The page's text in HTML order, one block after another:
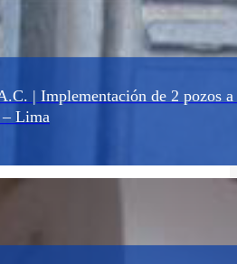
eléctricas, desmontaje de
| Implementación de 2 pozos
– Lima